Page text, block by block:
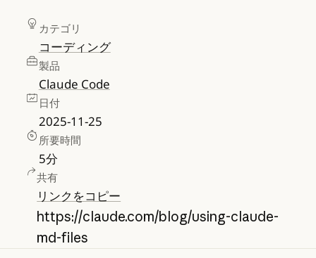
カテゴリ
コーディング
製品
Claude Code
日付
2025-11-25
所要時間
5分
共有
リンクをコピー
https://claude.com/blog/using-claude-
md-files